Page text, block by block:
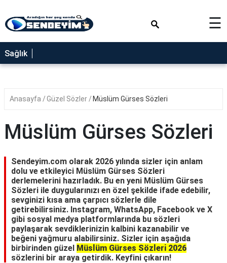
SAĞLIK
NEDİR
YEMEK
RÜYA
GEZİLECEK
YERLER
BLOG
☰
Sağlık
Anasayfa Güzel Sözler Müslüm Gürses Sözleri
Müslüm Gürses Sözleri
Sendeyim.com olarak 2026 yılında sizler için anlam
dolu ve etkileyici Müslüm Gürses Sözleri
derlemelerini hazırladık. Bu en yeni Müslüm Gürses
Sözleri ile duygularınızı en özel şekilde ifade edebilir,
sevginizi kısa ama çarpıcı sözlerle dile
getirebilirsiniz. Instagram, WhatsApp, Facebook ve X
gibi sosyal medya platformlarında bu sözleri
paylaşarak sevdiklerinizin kalbini kazanabilir ve
beğeni yağmuru alabilirsiniz. Sizler için aşağıda
birbirinden güzel Müslüm Gürses Sözleri 2026
sözlerini bir araya getirdik. Keyfini çıkarın!